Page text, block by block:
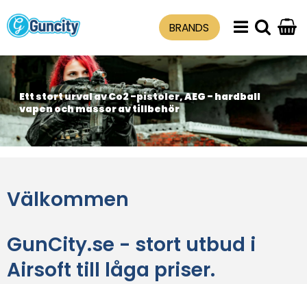
BRANDS
Ett stort urval av Co2 -pistoler, AEG - hardball
vapen och massor av tillbehör
Välkommen
GunCity.se - stort utbud i
Airsoft till låga priser.